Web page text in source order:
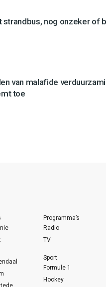
strandbus, nog onzeker of
van malafide
toe
Programma’s
Radio
TV
Sport
Formule 1
Hockey